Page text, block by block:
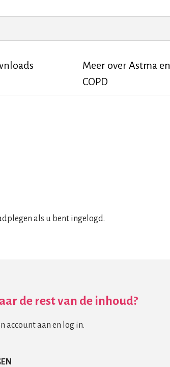
Meer over Astma en
COPD
als u bent ingelogd.
de rest van de inhoud?
account aan en log in.